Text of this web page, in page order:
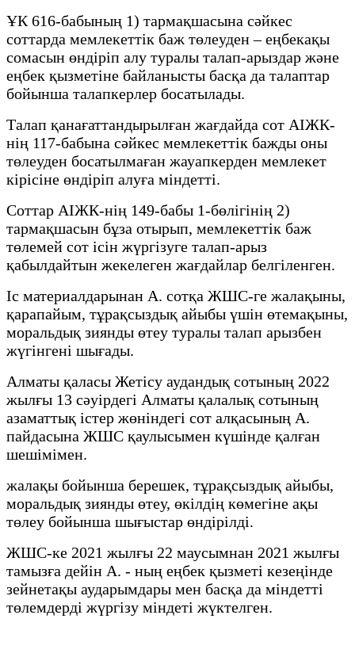
ҰК 616-бабының 1) тармақшасына сәйкес
соттарда мемлекеттік баж төлеуден – еңбекақы
сомасын өндіріп алу туралы талап-арыздар және
еңбек қызметіне байланысты басқа да талаптар
бойынша талапкерлер босатылады.
Талап қанағаттандырылған жағдайда сот АІЖК-
нің 117-бабына сәйкес мемлекеттік бажды оны
төлеуден босатылмаған жауапкерден мемлекет
кірісіне өндіріп алуға міндетті.
Соттар АІЖК-нің 149-бабы 1-бөлігінің 2)
тармақшасын бұза отырып, мемлекеттік баж
төлемей сот ісін жүргізуге талап-арыз
қабылдайтын жекелеген жағдайлар белгіленген.
Іс материалдарынан А. сотқа ЖШС-ге жалақыны,
қарапайым, тұрақсыздық айыбы үшін өтемақыны,
моральдық зиянды өтеу туралы талап арызбен
жүгінгені шығады.
Алматы қаласы Жетісу аудандық сотының 2022
жылғы 13 сәуірдегі Алматы қалалық сотының
азаматтық істер жөніндегі сот алқасының А.
пайдасына ЖШС қаулысымен күшінде қалған
шешімімен.
жалақы бойынша берешек, тұрақсыздық айыбы,
моральдық зиянды өтеу, өкілдің көмегіне ақы
төлеу бойынша шығыстар өндірілді.
ЖШС-ке 2021 жылғы 22 маусымнан 2021 жылғы
тамызға дейін А. - ның еңбек қызметі кезеңінде
зейнетақы аударымдары мен басқа да міндетті
төлемдерді жүргізу міндеті жүктелген.